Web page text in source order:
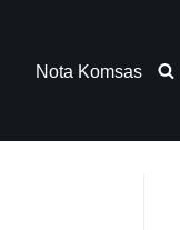
Nota Komsas